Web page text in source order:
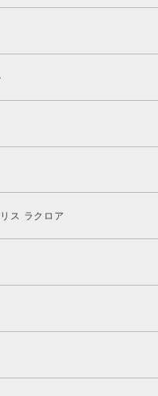
ス ラクロア